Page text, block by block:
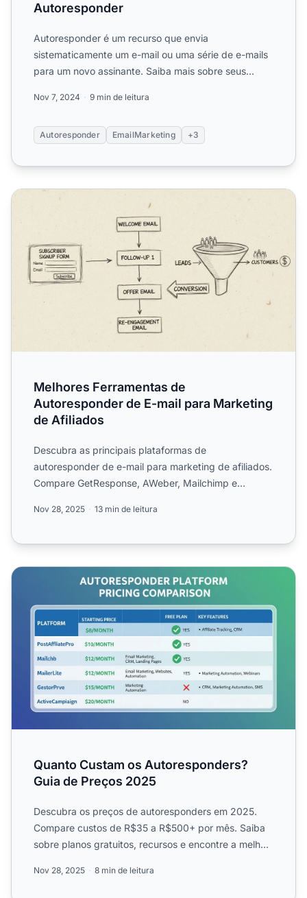
Autoresponder
Autoresponder é um recurso que envia
sistematicamente um e-mail ou uma série de e-mails
para um novo assinante. Saiba mais sobre seus
Nov 7, 2024 9 min de leitura
Autoresponder EmailMarketing +3
Melhores Ferramentas de Autoresponder de E-mail para
Melhores Ferramentas de
Autoresponder de E-mail para Marketing
de Afiliados
Descubra as principais plataformas de
autoresponder de e-mail para marketing de afiliados.
Compare GetResponse, AWeber, Mailchimp e
Nov 28, 2025 13 min de leitura
Quanto Custam os Autoresponders? Guia de Preços 2025
Quanto Custam os Autoresponders?
Guia de Preços 2025
Descubra os preços de autoresponders em 2025.
Compare custos de R$35 a R$500+ por mês. Saiba
sobre planos gratuitos, recursos e encontre a melhor
Nov 28, 2025 8 min de leitura